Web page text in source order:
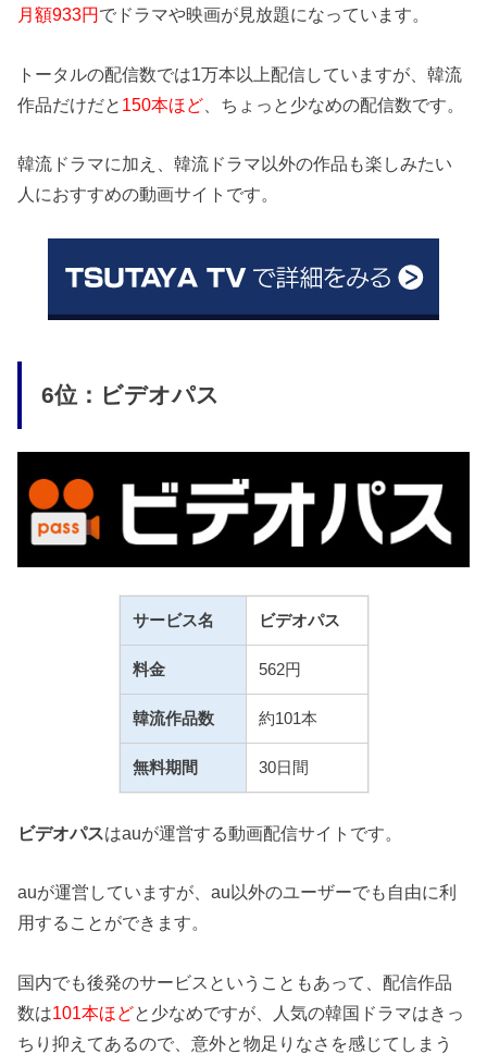
月額933円 でドラマや映画が見放題になっています。
トータルの配信数では1万本以上配信していますが、韓流
作品だけだと 150本ほど 、ちょっと少なめの配信数です。
韓流ドラマに加え、韓流ドラマ以外の作品も楽しみたい
人におすすめの動画サイトです。
6位：ビデオパス
サービス名 ビデオパス
料金 562円
韓流作品数 約101本
無料期間 30日間
ビデオパスはauが運営する動画配信サイトです。
auが運営していますが、au以外のユーザーでも自由に利
用することができます。
国内でも後発のサービスということもあって、配信作品
数は101本ほどと少なめですが、人気の韓国ドラマはきっ
ちり抑えてあるので、意外と物足りなさを感じてしまう